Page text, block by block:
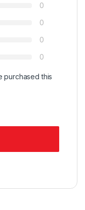
0
0
0
0
purchased this